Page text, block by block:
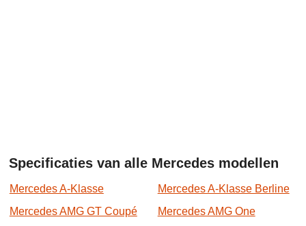
Specificaties van alle Mercedes modellen
Mercedes A-Klasse
Mercedes A-Klasse Berline
Mercedes AMG GT Coupé
Mercedes AMG One